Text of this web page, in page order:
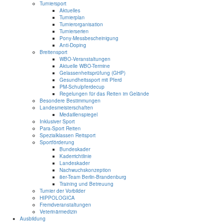
Turniersport
Aktuelles
Turnierplan
Turnierorganisation
Turnierserien
Pony-Messbescheinigung
Anti-Doping
Breitensport
WBO-Veranstaltungen
Aktuelle WBO-Termine
Gelassenheitsprüfung (GHP)
Gesundheitssport mit Pferd
PM-Schulpferdecup
Regelungen für das Reiten im Gelände
Besondere Bestimmungen
Landesmeisterschaften
Medaillenspiegel
Inklusiver Sport
Para-Sport Reiten
Spezialklassen Reitsport
Sportförderung
Bundeskader
Kaderrichtlinie
Landeskader
Nachwuchskonzeption
8er-Team Berlin-Brandenburg
Training und Betreuung
Turnier der Vorbilder
HIPPOLOGICA
Fremdveranstaltungen
Veterinärmedizin
Ausbildung